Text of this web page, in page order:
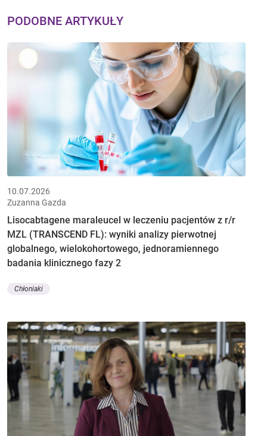
PODOBNE ARTYKUŁY
10.07.2026
Zuzanna Gazda
Lisocabtagene maraleucel w leczeniu pacjentów z r/r
MZL (TRANSCEND FL): wyniki analizy pierwotnej
globalnego, wielokohortowego, jednoramiennego
badania klinicznego fazy 2
Chłoniaki